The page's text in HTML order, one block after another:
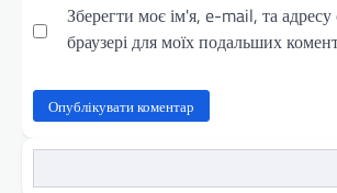
Зберегти моє ім'я, e-mail, та
браузері для моїх подальших